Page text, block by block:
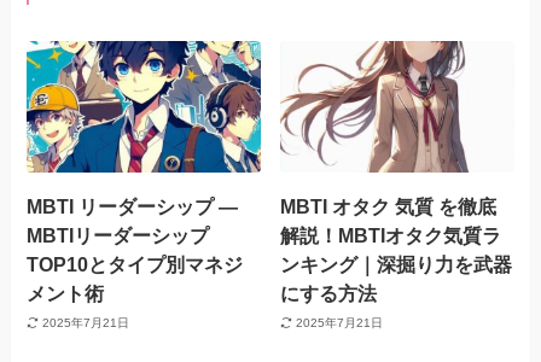
MBTI リーダーシップ —
MBTIリーダーシップ
TOP10とタイプ別マネジ
メント術
2025年7月21日
MBTI オタク 気質 を徹底
解説！MBTIオタク気質ラ
ンキング｜深掘り力を武器
にする方法
2025年7月21日